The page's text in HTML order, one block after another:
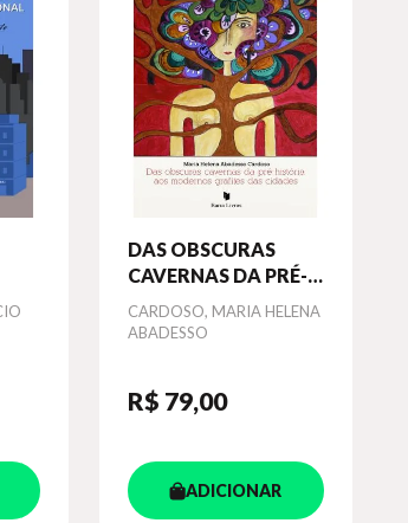
DAS OBSCURAS
CAVERNAS DA PRÉ-
HISTÓRIA AOS
MODERNOS
Autor
CARDOSO, MARIA HELENA
ABADESSO
R$ 79,00
ADICIONAR